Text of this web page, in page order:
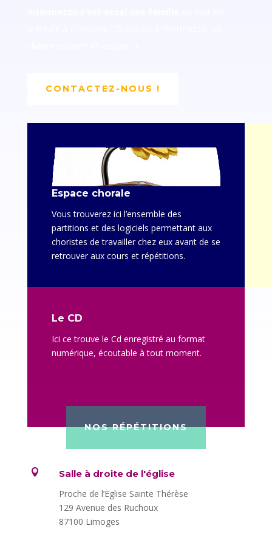
CONTACTEZ-NOUS !
Espace chorale
Vous trouverez ici l’ensemble des
partitions et des logiciels permettant aux
choristes de travailler chez eux avant de se
retrouver aux cours et répétitions.
Le CD
Ici ce trouve le Cd enregistré au format
numérique, écoutable à tout moment.
NOS RÉPÉTITIONS

Salle à droite de l'église
Proche de l’Eglise Sainte Thérèse
129 Avenue des Ruchoux
87100 Limoges